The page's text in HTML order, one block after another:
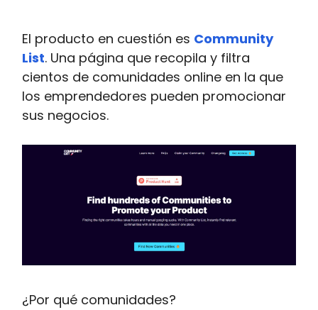
El producto en cuestión es Community
List. Una página que recopila y filtra
cientos de comunidades online en la que
los emprendedores pueden promocionar
sus negocios.
¿Por qué comunidades?